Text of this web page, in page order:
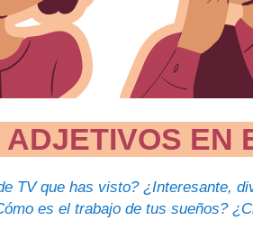
ADJETIVOS EN
TV que has visto? ¿Interesante,
es el trabajo de tus sueños?